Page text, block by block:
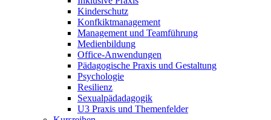
Kinderschutz
Konfkiktmanagement
Management und Teamführung
Medienbildung
Office-Anwendungen
Pädagogische Praxis und Gestaltung
Psychologie
Resilienz
Sexualpädadagogik
U3 Praxis und Themenfelder